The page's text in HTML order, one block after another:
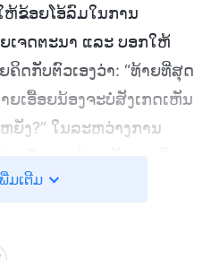
ຫ້ຂ້ອຍໂອ້ລົມໃນການ
ເຈດຕະນາ ແລະ ບອກໃຫ້
ຄິດກັບຕົວເອງວ່າ: “ທ້າຍທີ່ສຸດ
ຍເອື້ອຍນ້ອງຈະບໍ່ສັງເກດເຫັນ
ຍັງ?” ໃນລະຫວ່າງການ
າວໂອ້ລົມຫຼາຍເກີນໄປ ແລະ
າວວ່າ: “ເຈົ້າໄດ້ໂອ້ລົມດ້ວຍ
ມເຕີມ